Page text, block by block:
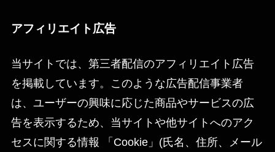
アフィリエイト広告
当サイトでは、第三者配信のアフィリエイト広告
を掲載しています。このような広告配信事業者
は、ユーザーの興味に応じた商品やサービスの広
告を表示するため、当サイトや他サイトへのアク
セスに関する情報 「Cookie」(氏名、住所、メール